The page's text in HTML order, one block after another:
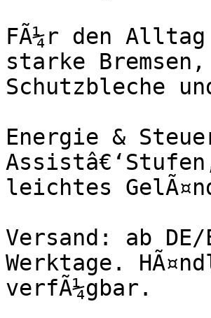
FÃ¼r den
starke
Schutzbleche
Energie &
leichtes
Versand: ab
Werktage.
verfÃ¼gbar.